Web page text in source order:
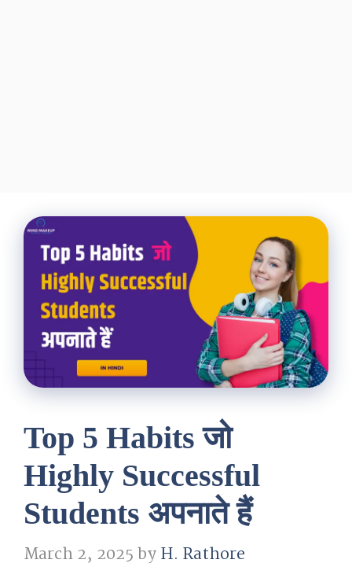
Top 5 Habits जो
Highly Successful
Students अपनाते हैं
March 2, 2025byH. Rathore